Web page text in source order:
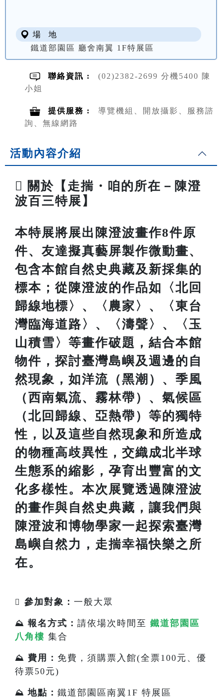
場 地
鐵道部園區 廳舍南翼 1F特展區
聯絡資訊 :
(02)2382-2699 分機5400 陳
小姐
提供服務 :
導覽機組、開放攝影、服務諮
詢、無線網路
活動內容介紹
 關於【走揣・咱的所在－陳澄
波百三特展】
本特展將展出陳澄波畫作8件原
件、友達擬真藝屏製作微動畫、
包含本館自然史典藏及新採集的
標本；從陳澄波的作品如〈北回
歸線地標〉、〈農家〉、〈東台
灣臨海道路〉、〈濤聲〉、〈玉
山積雪〉等畫作破題，結合本館
物件，探討臺灣島嶼及週邊的自
然現象，如洋流（黑潮）、季風
（西南氣流、霧林帶）、氣候區
（北回歸線、亞熱帶）等的獨特
性，以及這些自然現象和所造成
的物種高歧異性，交織成北半球
生態系的縮影，孕育出豐富的文
化多樣性。本次展覽透過陳澄波
的畫作與自然史典藏，讓我們與
陳澄波和博物學家一起探索臺灣
島嶼自然力，走揣幸福快樂之所
在。
 參加對象： 一般大眾
⛰️ 報名方式： 請依場次時間至 鐵道部園區
八角樓 集合
⛰️ 費用： 免費，須購票入館(全票100元、優
待票50元)
⛰️ 地點： 鐵道部園區南翼1F 特展區